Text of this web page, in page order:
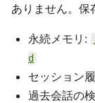
ありません。保
永続メモリ:
d
セッション
過去会話の